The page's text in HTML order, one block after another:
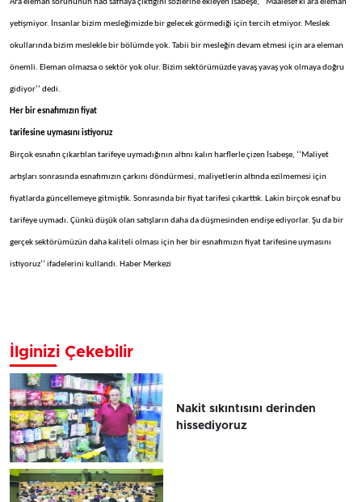
Ara eleman sorununun had safhaya çıktığını sözlerine ekleyen İsabeşe, ‘’Maalesef ki ara eleman
yetişmiyor. İnsanlar bizim mesleğimizde bir gelecek görmediği için tercih etmiyor. Meslek
okullarında bizim meslekle bir bölümde yok. Tabii bir mesleğin devam etmesi için ara eleman
önemli. Eleman olmazsa o sektör yok olur. Bizim sektörümüzde yavaş yavaş yok olmaya doğru
gidiyor’’ dedi.
Her bir esnafımızın fiyat
tarifesine uymasını istiyoruz
Birçok esnafın çıkartılan tarifeye uymadığının altını kalın harflerle çizen İsabeşe, ‘’Maliyet
artışları sonrasında esnafımızın çarkını döndürmesi, maliyetlerin altında ezilmemesi için
fiyatlarda güncellemeye gitmiştik. Sonrasında bir fiyat tarifesi çıkarttık. Lakin birçok esnaf bu
tarifeye uymadı. Çünkü düşük olan satışların daha da düşmesinden endişe ediyorlar. Şu da bir
gerçek sektörümüzün daha kaliteli olması için her bir esnafımızın fiyat tarifesine uymasını
istiyoruz’’ ifadelerini kullandı. Haber Merkezi
İlginizi Çekebilir
Nakit sıkıntısını derinden
hissediyoruz